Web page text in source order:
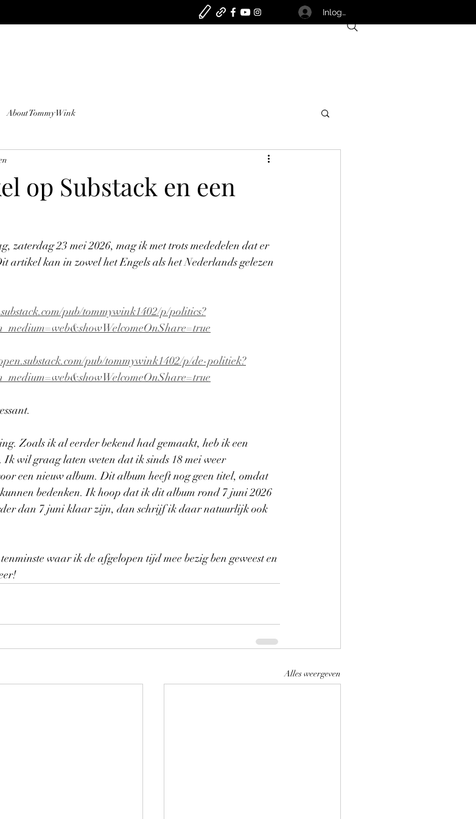
Inloggen
About Tommy Wink
op Substack en een
zaterdag 23 mei 2026, mag ik met trots mededelen dat er
artikel kan in zowel het Engels als het Nederlands gelezen
pub/tommywink1402/p/politics?
pub/tommywink1402/p/de-politiek?
Zoals ik al eerder bekend had gemaakt, heb ik een
Ik wil graag laten weten dat ik sinds 18 mei weer
een nieuw album. Dit album heeft nog geen titel, omdat
bedenken. Ik hoop dat ik dit album rond 7 juni 2026
dan 7 juni klaar zijn, dan schrijf ik daar natuurlijk ook
waar ik de afgelopen tijd mee bezig ben geweest en
Alles weergeven